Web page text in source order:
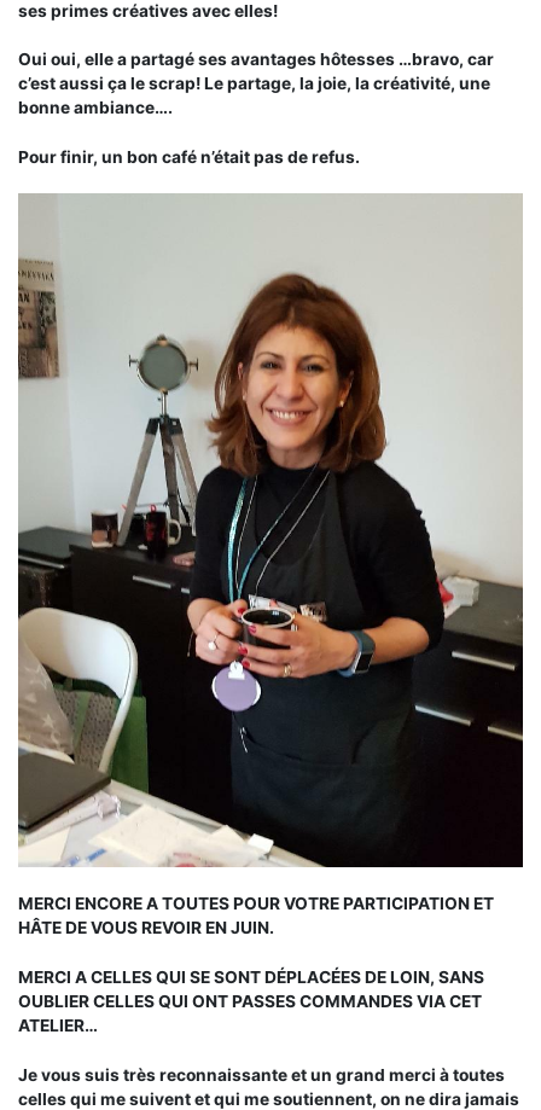
ses primes créatives avec elles!
Oui oui, elle a partagé ses avantages hôtesses …bravo, car
c’est aussi ça le scrap! Le partage, la joie, la créativité, une
bonne ambiance….
Pour finir, un bon café n’était pas de refus.
MERCI ENCORE A TOUTES POUR VOTRE PARTICIPATION ET
HÂTE DE VOUS REVOIR EN JUIN.
MERCI A CELLES QUI SE SONT DÉPLACÉES DE LOIN, SANS
OUBLIER CELLES QUI ONT PASSES COMMANDES VIA CET
ATELIER…
Je vous suis très reconnaissante et un grand merci à toutes
celles qui me suivent et qui me soutiennent, on ne dira jamais